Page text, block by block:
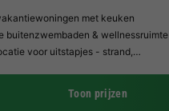
met keuken
buitenzwembaden & wellnessruimte
voor uitstapjes - strand,…
Toon prijzen